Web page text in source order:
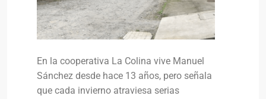
En la cooperativa La Colina vive Manuel
Sánchez desde hace 13 años, pero señala
que cada invierno atraviesa serias